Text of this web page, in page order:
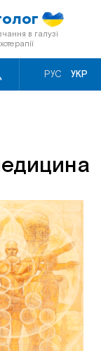
в галузі
РУС УКР